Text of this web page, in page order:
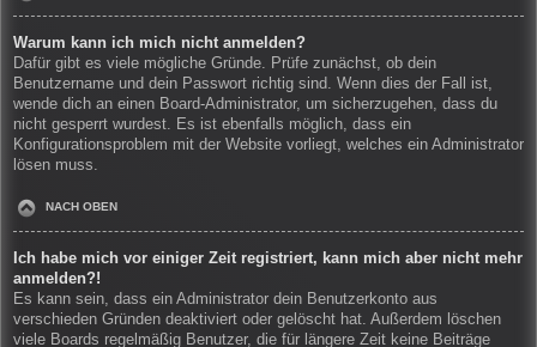
Warum kann ich mich nicht anmelden?
Dafür gibt es viele mögliche Gründe. Prüfe zunächst, ob dein
Benutzername und dein Passwort richtig sind. Wenn dies der Fall ist,
wende dich an einen Board-Administrator, um sicherzugehen, dass du
nicht gesperrt wurdest. Es ist ebenfalls möglich, dass ein
Konfigurationsproblem mit der Website vorliegt, welches ein Administrator
lösen muss.
NACH OBEN
Ich habe mich vor einiger Zeit registriert, kann mich aber nicht mehr
anmelden?!
Es kann sein, dass ein Administrator dein Benutzerkonto aus
verschieden Gründen deaktiviert oder gelöscht hat. Außerdem löschen
viele Boards regelmäßig Benutzer, die für längere Zeit keine Beiträge